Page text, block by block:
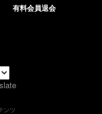
有料会員退会
ンツ